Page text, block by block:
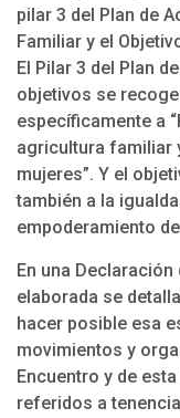
pilar 3 del Plan de
Familiar y el
El Pilar 3 del Plan
objetivos se
específicamente a
agricultura familiar
mujeres”. Y el
también a la
empoderamiento
En una
elaborada se
hacer posible esa
movimientos y
Encuentro y de
referidos a